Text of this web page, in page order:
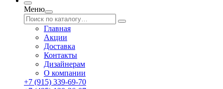
Меню
Главная
Акции
Доставка
Контакты
Дизайнерам
О компании
+7 (915) 339-69-70